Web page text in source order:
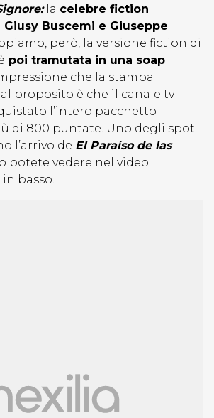
la celebre fiction
Buscemi e Giuseppe
però, la versione fiction di
poi tramutata in una soap
che la stampa
proposito è che il canale tv
l’intero pacchetto
di 800 puntate. Uno degli spot
l’arrivo de El Paraíso de las
potete vedere nel video
basso.